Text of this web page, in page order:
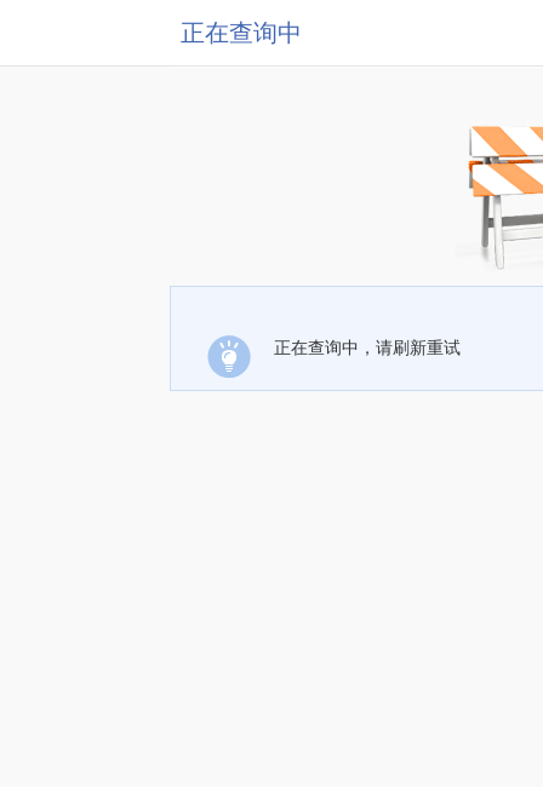
正在查询中
正在查询中，请刷新重试